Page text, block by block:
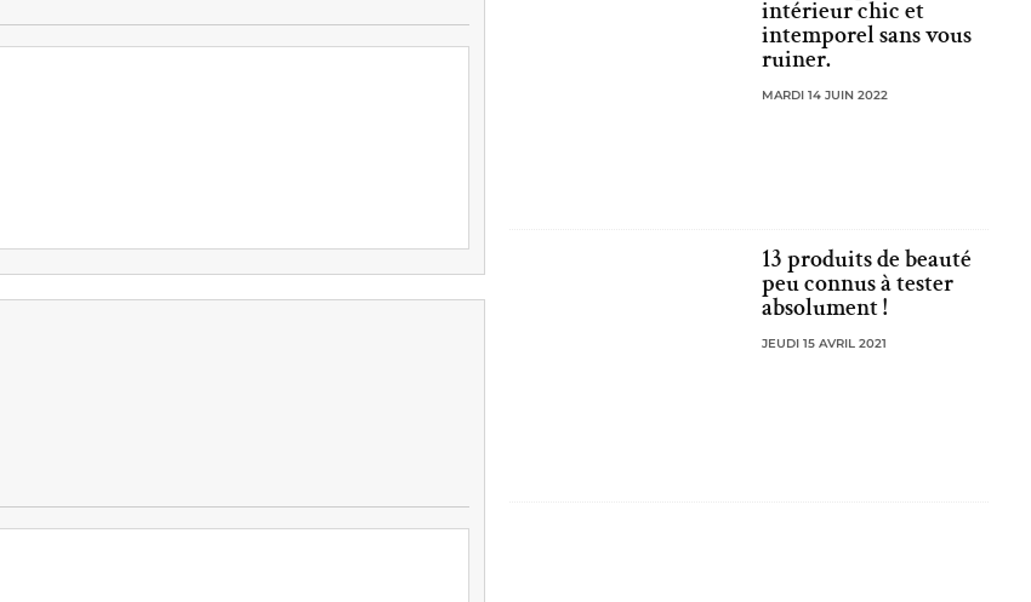
intérieur chic et
intemporel sans vous
ruiner.
MARDI 14 JUIN 2022
13 produits de beauté
peu connus à tester
absolument !
JEUDI 15 AVRIL 2021